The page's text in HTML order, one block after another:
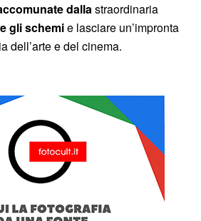
dallastraordinaria
gli schemie lasciare un’impronta
dell’arte e del cinema.